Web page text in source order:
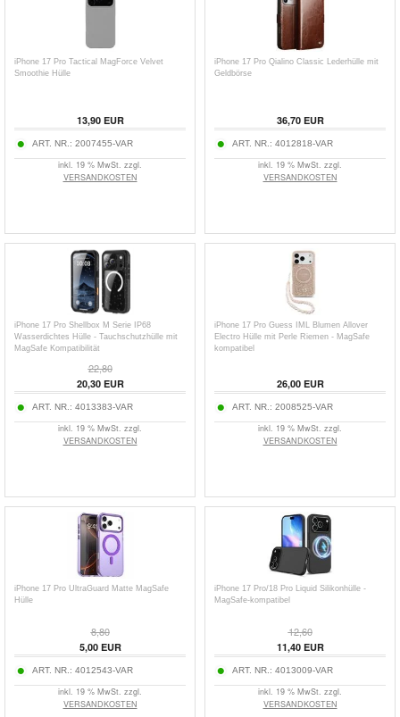
iPhone 17 Pro Tactical MagForce Velvet
Smoothie Hülle
13,90EUR
ART. NR.: 2007455-VAR
inkl. 19 % MwSt. zzgl.
VERSANDKOSTEN
iPhone 17 Pro Qialino Classic Lederhülle mit
Geldbörse
36,70EUR
ART. NR.: 4012818-VAR
inkl. 19 % MwSt. zzgl.
VERSANDKOSTEN
iPhone 17 Pro Shellbox M Serie IP68
Wasserdichtes Hülle - Tauchschutzhülle mit
MagSafe Kompatibilität
22,80
20,30EUR
ART. NR.: 4013383-VAR
inkl. 19 % MwSt. zzgl.
VERSANDKOSTEN
iPhone 17 Pro Guess IML Blumen Allover
Electro Hülle mit Perle Riemen - MagSafe
kompatibel
26,00EUR
ART. NR.: 2008525-VAR
inkl. 19 % MwSt. zzgl.
VERSANDKOSTEN
iPhone 17 Pro UltraGuard Matte MagSafe
Hülle
8,80
5,00EUR
ART. NR.: 4012543-VAR
inkl. 19 % MwSt. zzgl.
VERSANDKOSTEN
iPhone 17 Pro/18 Pro Liquid Silikonhülle -
MagSafe-kompatibel
12,60
11,40EUR
ART. NR.: 4013009-VAR
inkl. 19 % MwSt. zzgl.
VERSANDKOSTEN